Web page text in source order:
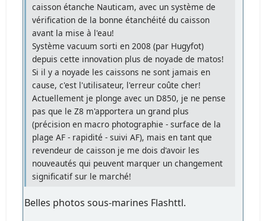
caisson étanche Nauticam, avec un système de
vérification de la bonne étanchéité du caisson
avant la mise à l'eau!
Système vacuum sorti en 2008 (par Hugyfot)
depuis cette innovation plus de noyade de matos!
Si il y a noyade les caissons ne sont jamais en
cause, c'est l'utilisateur, l'erreur coûte cher!
Actuellement je plonge avec un D850, je ne pense
pas que le Z8 m'apportera un grand plus
(précision en macro photographie - surface de la
plage AF - rapidité - suivi AF), mais en tant que
revendeur de caisson je me dois d'avoir les
nouveautés qui peuvent marquer un changement
significatif sur le marché!
Belles photos sous-marines Flashttl.